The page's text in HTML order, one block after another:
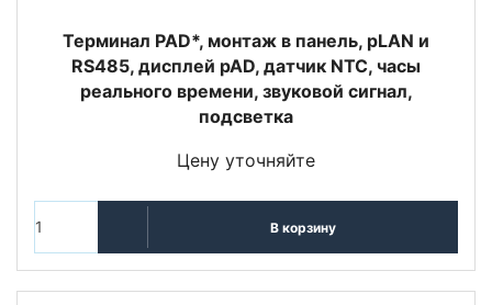
Терминал PAD*, монтаж в панель, pLAN и
RS485, дисплей pAD, датчик NTC, часы
реального времени, звуковой сигнал,
подсветка
Цену уточняйте
В корзину